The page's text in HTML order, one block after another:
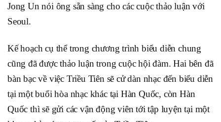
Jong Un nói ông sẵn sàng cho các cuộc thảo luận với
Seoul.
Kế hoạch cụ thể trong chương trình biểu diễn chung
cũng đã được thảo luận trong cuộc hội đàm. Hai bên đã
bàn bạc về việc Triều Tiên sẽ cử dàn nhạc đến biểu diễn
tại một buổi hòa nhạc khác tại Hàn Quốc, còn Hàn
Quốc thì sẽ gửi các vận động viên tới tập luyện tại một